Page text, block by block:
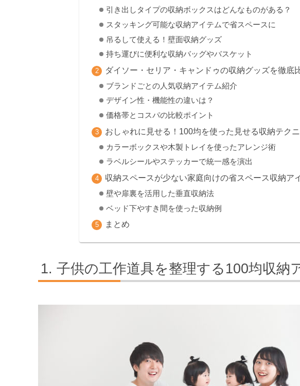
引き出しタイプの収納ボックスはどんなものがある？
スタッキング可能な収納アイテムで省スペースに
吊るして使える！壁面収納グッズ
持ち運びに便利な収納バッグやバスケット
ダイソー・セリア・キャンドゥの収納グッズを徹底
ブランドごとの人気収納アイテム紹介
デザイン性・機能性の違いは？
価格帯とコスパの比較ポイント
おしゃれに見せる！100均を使った見せる収納テク
カラーボックスや木製トレイを使ったアレンジ術
ラベルシールやステッカーで統一感を演出
収納スペースが少ない家庭向けの省スペース収納ア
壁や扉裏を活用した垂直収納法
ベッド下やすき間を使った収納例
まとめ
子供の工作道具を整理する100均収納